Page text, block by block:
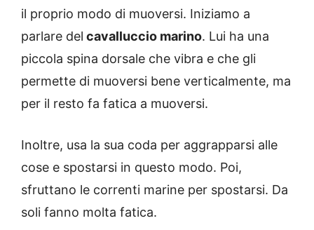
il proprio modo di muoversi. Iniziamo a
parlare del cavalluccio marino. Lui ha una
piccola spina dorsale che vibra e che gli
permette di muoversi bene verticalmente, ma
per il resto fa fatica a muoversi.
Inoltre, usa la sua coda per aggrapparsi alle
cose e spostarsi in questo modo. Poi,
sfruttano le correnti marine per spostarsi. Da
soli fanno molta fatica.